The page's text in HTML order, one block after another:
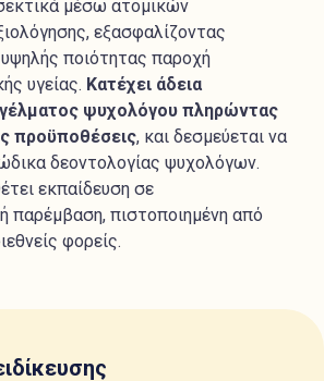
μέσω ατομικών
εξασφαλίζοντας
υψηλής ποιότητας παροχή
υγείας. Κατέχει άδεια
ψυχολόγου πληρώντας
προϋποθέσεις, και δεσμεύεται να
δεοντολογίας ψυχολόγων.
εκπαίδευση σε
παρέμβαση, πιστοποιημένη από
φορείς.